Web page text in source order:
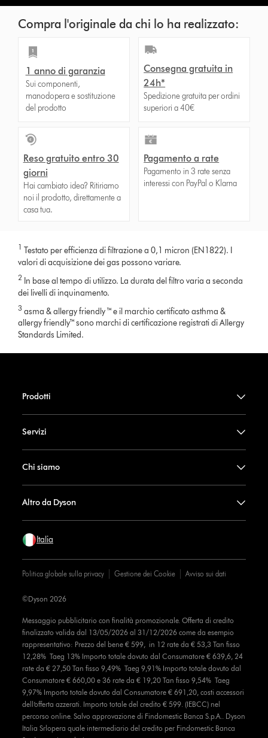
Compra l'originale da chi lo ha realizzato:
1 anno di garanzia
Sui componenti,
manodopera e sostituzione
del prodotto
Consegna gratuita in
24h*
Spedizione gratuita per ordini
superiori a 40€
Reso gratuito entro 30
giorni
Hai cambiato idea? Ritiriamo
noi il prodotto, direttamente a
casa tua.
Pagamento a rate
Pagamento in 3 rate senza
interessi con PayPal o Klarna
1 Testato per efficienza di filtrazione a 0,1 micron (EN1822). I
valori di acquisizione dei gas possono variare.
2 In base al tempo di utilizzo. La durata del filtro varia a seconda
dei livelli di inquinamento.
3 asma & allergy friendly ™ e il marchio certificato asthma &
allergy friendly™ sono marchi di certificazione registrati di Allergy
Standards Limited.
Prodotti
Servizi
Chi siamo
Altro da Dyson
Italia
Politica globale sulla privacy Gestione dei Cookie Avviso sui dati
Messaggio pubblicitario con finalità promozionale. Offerta di credito
finalizzato valida dal 13/05/2026 al 31/12/2026 come da esempio
rappresentativo: Prezzo del bene € 599, in 12 rate da € 53,3 Tan fisso
12,28% Taeg 13% Importo totale dovuto dal Consumatore € 639,6, 24
rate da € 27,50 Tan fisso 9,49% Taeg 9,91% Importo totale dovuto dal
Consumatore € 660,00 e 36 rate da € 19,20 Tan fisso 9,54% Taeg
9,97% Importo totale dovuto dal Consumatore € 691,20, costi accessori
dell’offerta azzerati. Importo totale del credito € 599. (IEBCC) nel
percorso online. Salvo approvazione di Findomestic Banca S.p.A.. Dyson
Italia Srlopera quale intermediario del credito per Findomestic Banca
©Dyson 2026